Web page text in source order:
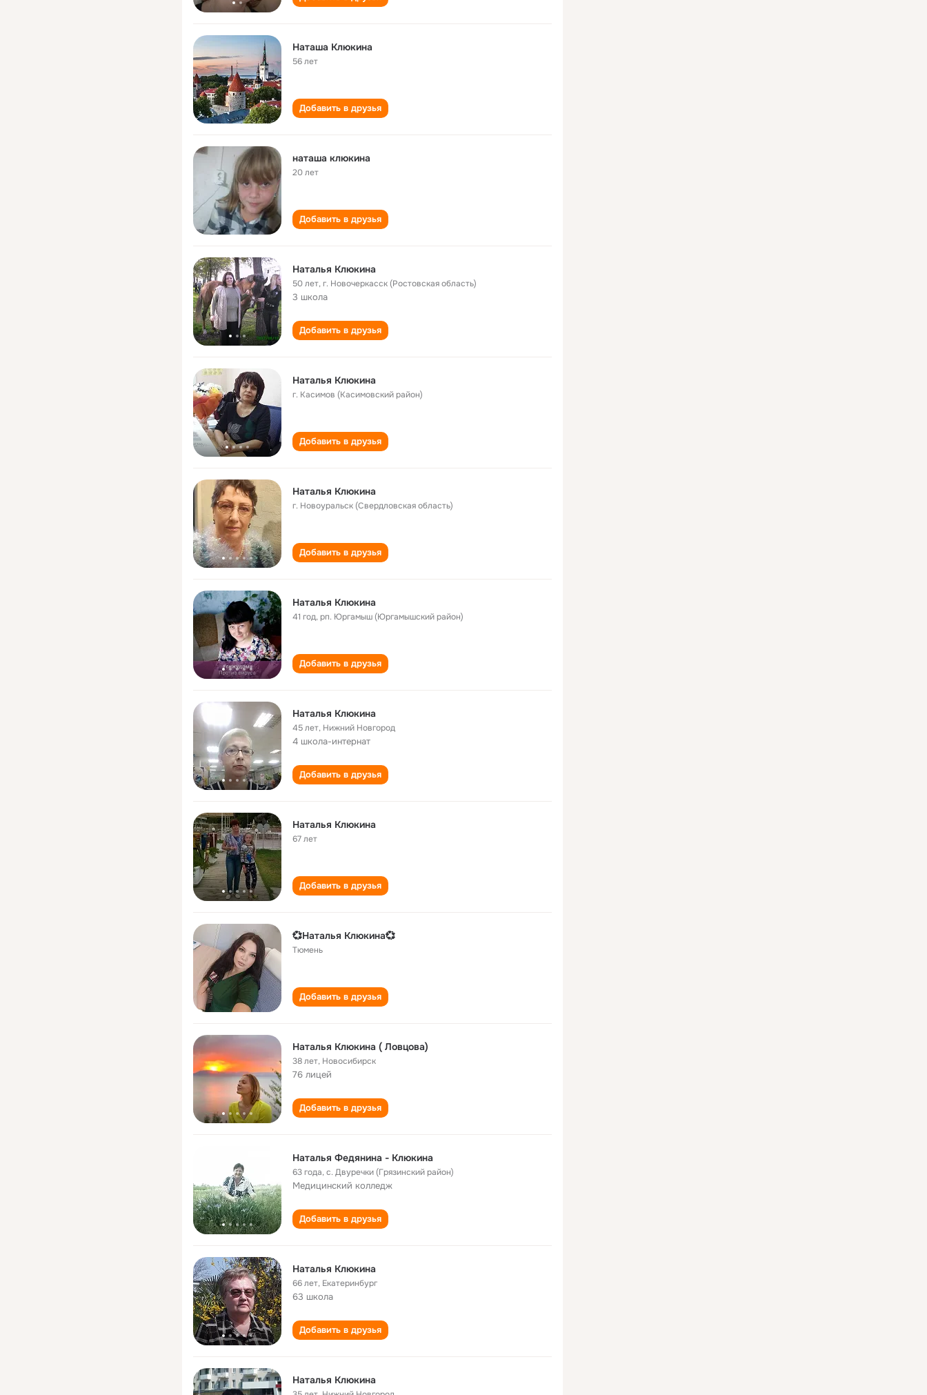
Наташа Клюкина
56 лет
Добавить в друзья
наташа клюкина
20 лет
Добавить в друзья
Наталья Клюкина
50 лет,г. Новочеркасск (Ростовская область)
3 школа
Добавить в друзья
Наталья Клюкина
г. Касимов (Касимовский район)
Добавить в друзья
Наталья Клюкина
г. Новоуральск (Свердловская область)
Добавить в друзья
Наталья Клюкина
41 год,рп. Юргамыш (Юргамышский район)
Добавить в друзья
Наталья Клюкина
45 лет, Нижний Новгород
4 школа-интернат
Добавить в друзья
Наталья Клюкина
67 лет
Добавить в друзья
💞Наталья Клюкина💞
Тюмень
Добавить в друзья
Наталья Клюкина ( Ловцова)
38 лет, Новосибирск
76 лицей
Добавить в друзья
Наталья Федянина - Клюкина
63 года,с. Двуречки (Грязинский район)
Медицинский колледж
Добавить в друзья
Наталья Клюкина
66 лет, Екатеринбург
63 школа
Добавить в друзья
Наталья Клюкина